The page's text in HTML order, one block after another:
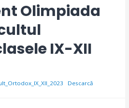
Olimpiada
IX-XII
Descarcă